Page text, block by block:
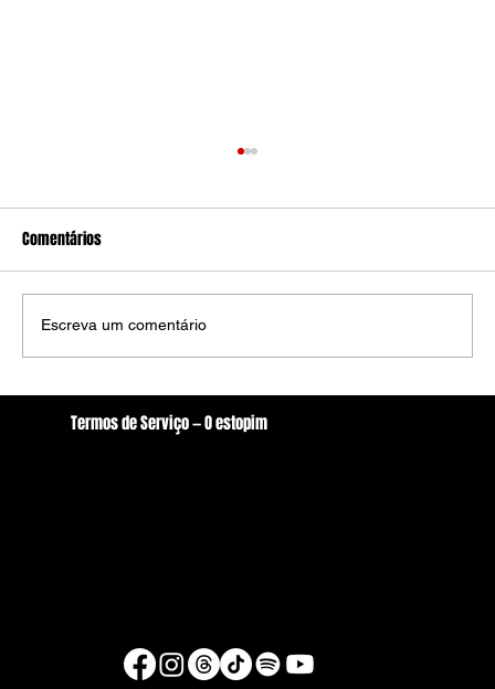
Raquel Lyra e a arte da narrativa: Meias
verdades e encobrimentos
Comentários
Escreva um comentário
Termos de Serviço — O estopim